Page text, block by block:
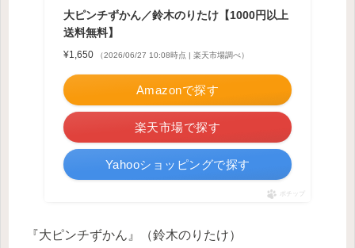
大ピンチずかん／鈴木のりたけ【1000円以上
送料無料】
¥1,650 （2026/06/27 10:08時点 | 楽天市場調べ）
Amazonで探す
楽天市場で探す
Yahooショッピングで探す
ポチップ
『大ピンチずかん』（鈴木のりたけ）